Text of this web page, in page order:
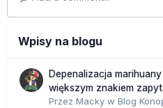
Wpisy na blogu
Depenalizacja
większym znakiem
Przez Macky w Blog